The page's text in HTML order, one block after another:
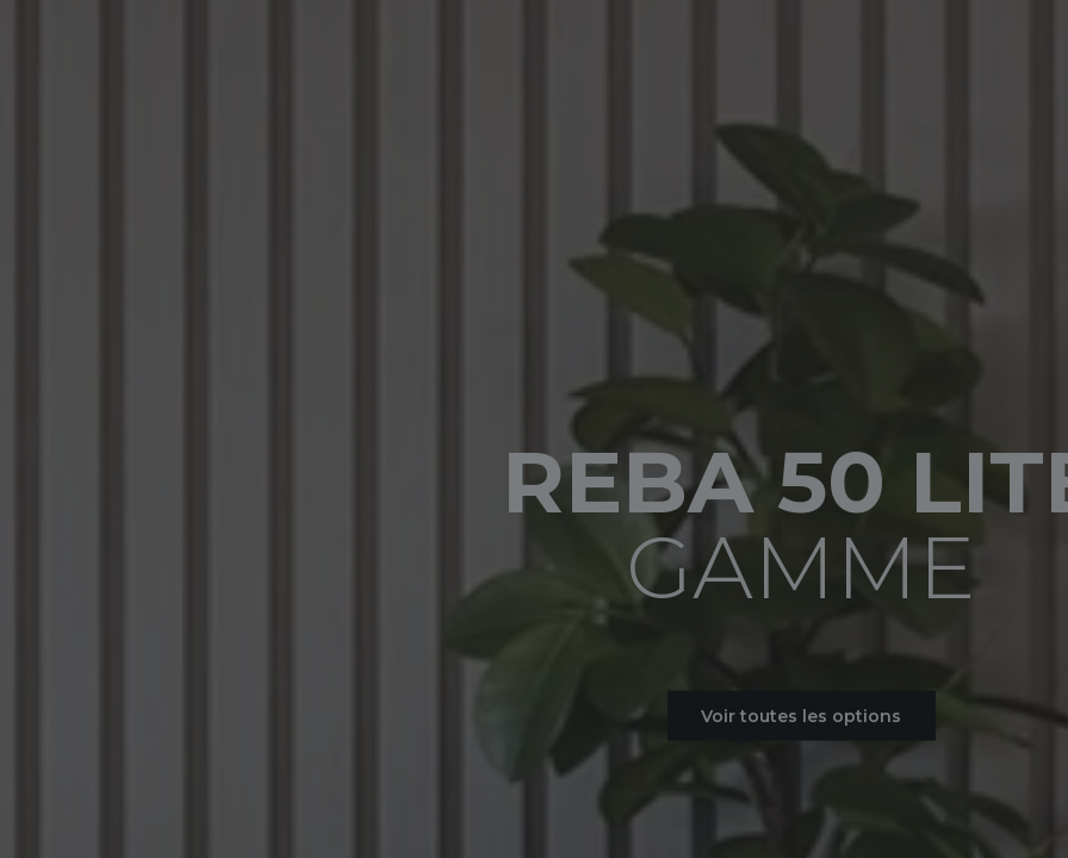
REBA 50
GAMME
Voir toutes les options